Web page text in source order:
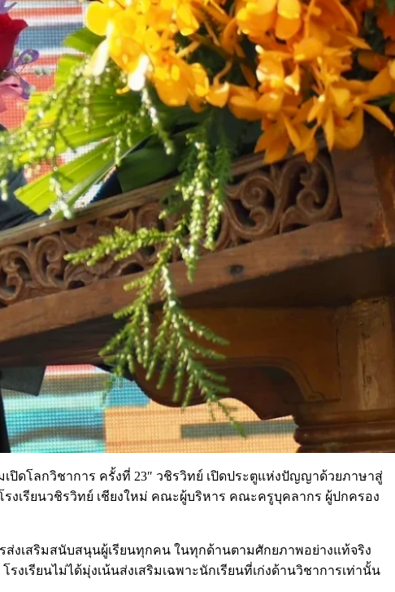
ปิดโลกวิชาการ ครั้งที่ 23″ วชิรวิทย์ เปิดประตูแห่งปัญญาด้วยภาษาสู่
โรงเรียนวชิรวิทย์ เชียงใหม่ คณะผู้บริหาร คณะครูบุคลากร ผู้ปกครอง
ส่งเสริมสนับสนุนผู้เรียนทุกคน ในทุกด้านตามศักยภาพอย่างแท้จริง
เรียนไม่ได้มุ่งเน้นส่งเสริมเฉพาะนักเรียนที่เก่งด้านวิชาการเท่านั้น